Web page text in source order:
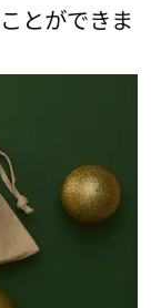
とができま